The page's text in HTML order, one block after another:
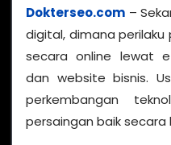
Dokterseo.com –
digital, dimana perilaku
secara online lewat
dan website bisnis.
perkembangan
persaingan baik secara